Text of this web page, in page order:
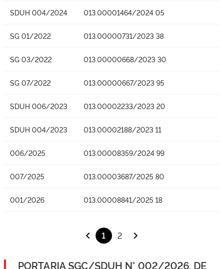
SDUH 004/2024 013.00001464/2024 05
SG 01/2022 013.00000731/2023 38
SG 03/2022 013.00000668/2023 30
SG 07/2022 013.00000667/2023 95
SDUH 006/2023 013.00002233/2023 20
SDUH 004/2023 013.00002188/2023 11
006/2025 013.00008359/2024 99
007/2025 013.00003687/2025 80
001/2026 013.00008841/2025 18
1 2
PORTARIA SGC/SDUH N° 002/2026, DE